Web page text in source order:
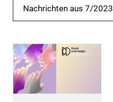
Nachrichten aus 7/2023